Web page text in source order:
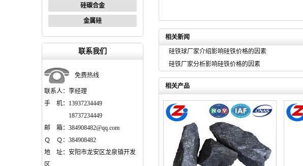
硅碳合金
金属硅
联系我们
免费热线
联系人：李经理
手 机：13937234449
18737234449
邮 箱：384908482@qq.com
Ｑ Ｑ：384908482
地 址：安阳市龙安区龙泉镇开发
区
相关新闻
硅铁球厂家介绍影响硅铁价格的因素
硅铁厂家分析影响硅铁价格的因素
相关产品